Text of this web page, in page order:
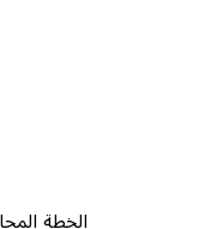
الخطة المجانية ٠